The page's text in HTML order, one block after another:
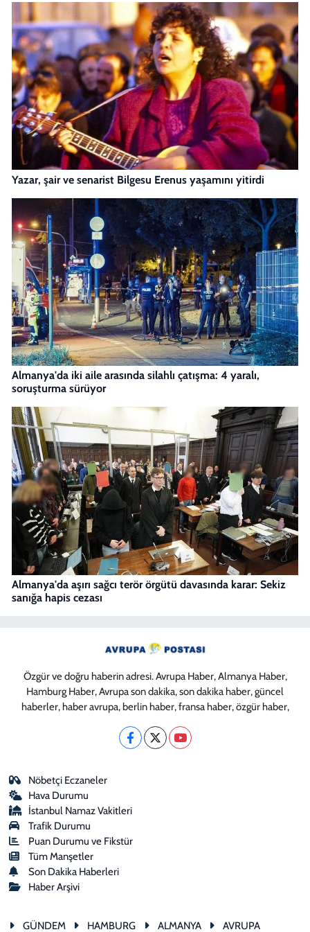
Yazar, şair ve senarist Bilgesu Erenus yaşamını yitirdi
Almanya'da iki aile arasında silahlı çatışma: 4 yaralı,
soruşturma sürüyor
Almanya'da aşırı sağcı terör örgütü davasında karar: Sekiz
sanığa hapis cezası
Özgür ve doğru haberin adresi. Avrupa Haber, Almanya Haber,
Hamburg Haber, Avrupa son dakika, son dakika haber, güncel
haberler, haber avrupa, berlin haber, fransa haber, özgür haber,
Nöbetçi Eczaneler
Hava Durumu
İstanbul Namaz Vakitleri
Trafik Durumu
Puan Durumu ve Fikstür
Tüm Manşetler
Son Dakika Haberleri
Haber Arşivi
GÜNDEM HAMBURG ALMANYA AVRUPA